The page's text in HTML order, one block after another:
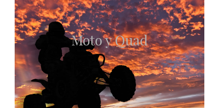
Moto y Quad